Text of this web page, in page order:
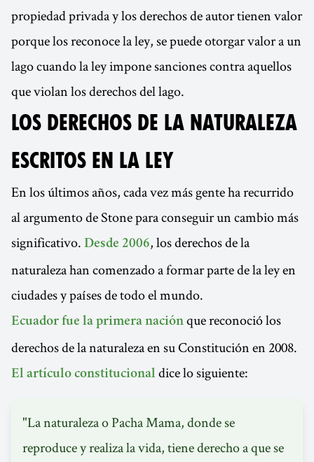
propiedad privada y los derechos de autor tienen valor
porque los reconoce la ley, se puede otorgar valor a un
lago cuando la ley impone sanciones contra aquellos
que violan los derechos del lago.
LOS DERECHOS DE LA NATURALEZA
ESCRITOS EN LA LEY
En los últimos años, cada vez más gente ha recurrido
al argumento de Stone para conseguir un cambio más
significativo. Desde 2006, los derechos de la
naturaleza han comenzado a formar parte de la ley en
ciudades y países de todo el mundo.
Ecuador fue la primera nación que reconoció los
derechos de la naturaleza en su Constitución en 2008.
El artículo constitucional dice lo siguiente:
"La naturaleza o Pacha Mama, donde se
reproduce y realiza la vida, tiene derecho a que se